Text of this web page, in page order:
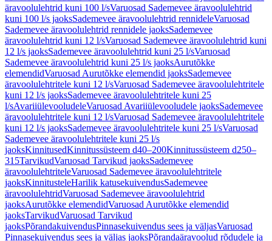
äravoolulehtrid kuni 100 l/sVaruosad Sademevee äravoolulehtrid
kuni 100 l/s jaoksSademevee äravoolulehtrid rennideleVaruosad
Sademevee äravoolulehtrid rennidele jaoksSademevee
äravoolulehtrid kuni 12 l/sVaruosad Sademevee äravoolulehtrid kuni
12 l/s jaoksSademevee äravoolulehtrid kuni 25 l/sVaruosad
Sademevee äravoolulehtrid kuni 25 l/s jaoksAurutõkke
elemendidVaruosad Aurutõkke elemendid jaoksSademevee
äravoolulehtritele kuni 12 l/sVaruosad Sademevee äravoolulehtritele
kuni 12 l/s jaoksSademevee äravoolulehtritele kuni 25
l/sAvariiülevooludeleVaruosad Avariiülevooludele jaoksSademevee
äravoolulehtritele kuni 12 l/sVaruosad Sademevee äravoolulehtritele
kuni 12 l/s jaoksSademevee äravoolulehtritele kuni 25 l/sVaruosad
Sademevee äravoolulehtritele kuni 25 l/s
jaoksKinnitusedKinnitussüsteem d40–200Kinnitussüsteem d250–
315TarvikudVaruosad Tarvikud jaoksSademevee
äravoolulehtriteleVaruosad Sademevee äravoolulehtritele
jaoksKinnitusteleHarilik katusekuivendusSademevee
äravoolulehtridVaruosad Sademevee äravoolulehtrid
jaoksAurutõkke elemendidVaruosad Aurutõkke elemendid
jaoksTarvikudVaruosad Tarvikud
jaoksPõrandakuivendusPinnasekuivendus sees ja väljasVaruosad
Pinnasekuivendus sees ja väljas jaoksPõrandaäravoolud rõdudele ja